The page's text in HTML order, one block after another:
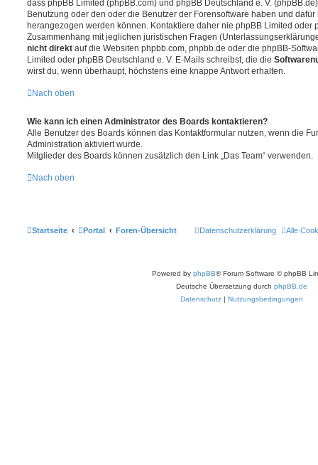
dass phpBB Limited (phpBB.com) und phpBB Deutschland e. V.
Benutzung oder den oder die Benutzer der Forensoftware haben und
herangezogen werden können. Kontaktiere daher nie phpBB Limited oder
Zusammenhang mit jeglichen juristischen Fragen
nicht direkt auf die Websiten phpbb.com, phpbb.de oder die phpBB-
Limited oder phpBB Deutschland e. V. E-Mails schreibst, die die
wirst du, wenn überhaupt, höchstens eine knappe Antwort erhalten.
Nach oben
Wie kann ich einen Administrator des Boards kontaktieren?
Alle Benutzer des Boards können das Kontaktformular nutzen, wenn die
Administration aktiviert wurde.
Mitglieder des Boards können zusätzlich den Link „Das Team“ verwenden.
Nach oben
Startseite Portal Foren-Übersicht Alle
Datenschutzerklärung
Powered by phpBB® Forum Software © phpBB
Deutsche Übersetzung durch phpBB.de
Datenschutz | Nutzungsbedingungen